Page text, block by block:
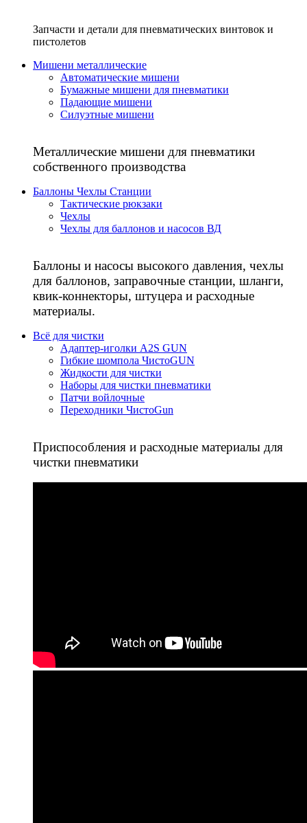
Запчасти и детали для пневматических винтовок и
пистолетов
Мишени металлические
Автоматические мишени
Бумажные мишени для пневматики
Падающие мишени
Силуэтные мишени
Металлические мишени для пневматики
собственного производства
Баллоны Чехлы Станции
Тактические рюкзаки
Чехлы
Чехлы для баллонов и насосов ВД
Баллоны и насосы высокого давления, чехлы
для баллонов, заправочные станции, шланги,
квик-коннекторы, штуцера и расходные
материалы.
Всё для чистки
Адаптер-иголки A2S GUN
Гибкие шомпола ЧистоGUN
Жидкости для чистки
Наборы для чистки пневматики
Патчи войлочные
Переходники ЧистоGun
Приспособления и расходные материалы для
чистки пневматики